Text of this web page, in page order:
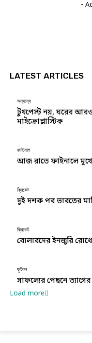
-
LATEST ARTICLES
অন্যান্য
টুথপেস্ট নয়, ঘরের
মাইক্রোপ্লাস্টিক
ফাইনাল
আজ রাতে ফাইনালে
ক্রিকেট
দুই দশক পর ভারতের
ক্রিকেট
বোলারদের ইনজুরি
ফুটবল
সাফল্যের পেছনে
Load more